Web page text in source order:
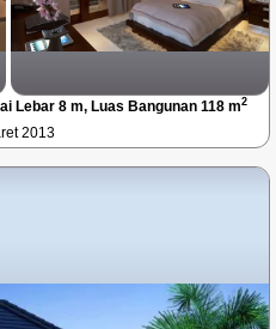
Lebar 8 m, Luas Bangunan 118 m2
2013